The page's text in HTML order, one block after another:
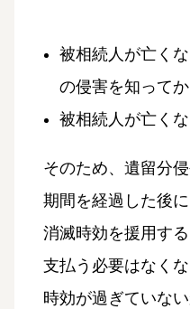
被相続人が亡く
の侵害を知って
被相続人が亡く
そのため、遺留分
期間を経過した後
消滅時効を援用す
支払う必要はなくな
時効が過ぎていな